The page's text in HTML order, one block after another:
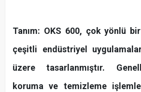
Tanım: OKS 600, çok yönlü bir
çeşitli endüstriyel
üzere tasarlanmıştır.
koruma ve temizleme